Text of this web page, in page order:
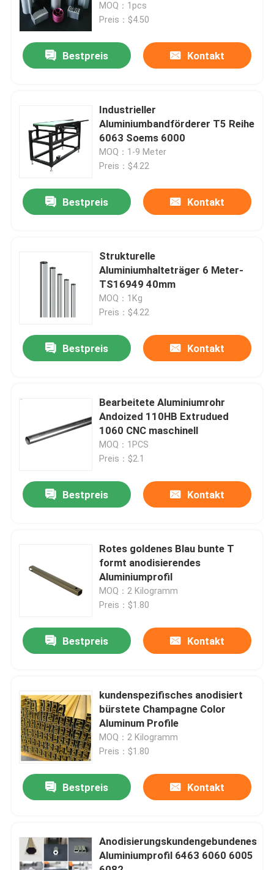
Fabrik-Ausflug
Treten Sie mit uns in Verbindung
Fordern Sie ein Zitat
Industrielles Aluminiumprofil
V Schlitz-Aluminiumprofil
MOQ：1pcs
Preis：$4.50
Bestpreis Kontakt
Industrieller
Aluminiumbandförderer T5 Reihe
6063 Soems 6000
MOQ：1-9 Meter
Preis：$4.22
Bestpreis Kontakt
Strukturelle
Aluminiumhalteträger 6 Meter-
TS16949 40mm
MOQ：1Kg
Preis：$4.22
Bestpreis Kontakt
Bearbeitete Aluminiumrohr
Andoized 110HB Extrudued
1060 CNC maschinell
MOQ：1PCS
Preis：$2.1
Bestpreis Kontakt
Rotes goldenes Blau bunte T
formt anodisierendes
Aluminiumprofil
MOQ：2 Kilogramm
Preis：$1.80
Bestpreis Kontakt
kundenspezifisches anodisiert
bürstete Champagne Color
Aluminum Profile
MOQ：2 Kilogramm
Preis：$1.80
Bestpreis Kontakt
Anodisierungskundengebundenes
Aluminiumprofil 6463 6060 6005